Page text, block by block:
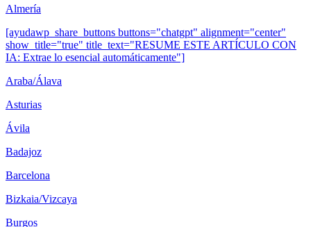
Almería
[ayudawp_share_buttons buttons="chatgpt" alignment="center"
show_title="true" title_text="RESUME ESTE ARTÍCULO CON
IA: Extrae lo esencial automáticamente"]
Araba/Álava
Asturias
Ávila
Badajoz
Barcelona
Bizkaia/Vizcaya
Burgos